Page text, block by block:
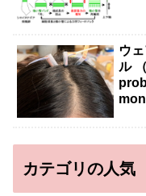
ウ
ル
カテゴリの人気